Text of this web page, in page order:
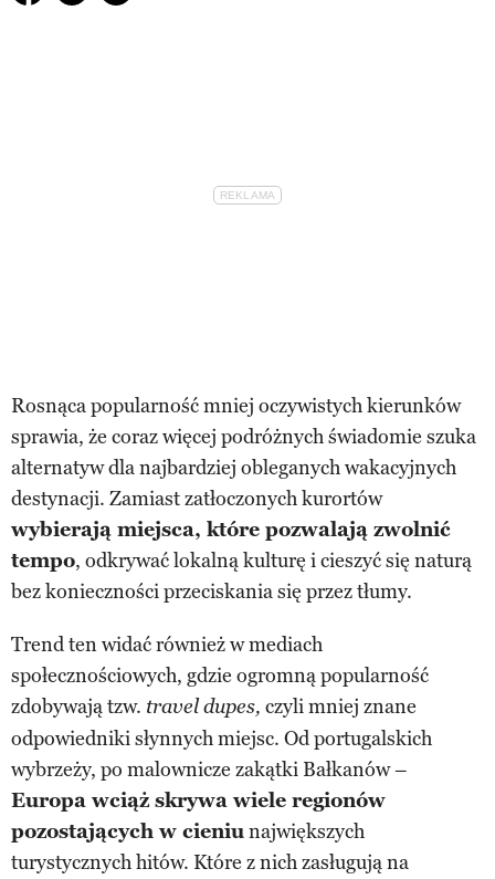
Rosnąca popularność mniej oczywistych kierunków
sprawia, że coraz więcej podróżnych świadomie szuka
alternatyw dla najbardziej obleganych wakacyjnych
destynacji. Zamiast zatłoczonych kurortów
wybierają miejsca, które pozwalają zwolnić
tempo, odkrywać lokalną kulturę i cieszyć się naturą
bez konieczności przeciskania się przez tłumy.
Trend ten widać również w mediach
społecznościowych, gdzie ogromną popularność
zdobywają tzw. travel dupes, czyli mniej znane
odpowiedniki słynnych miejsc. Od portugalskich
wybrzeży, po malownicze zakątki Bałkanów –
Europa wciąż skrywa wiele regionów
pozostających w cieniunajwiększych
turystycznych hitów. Które z nich zasługują na